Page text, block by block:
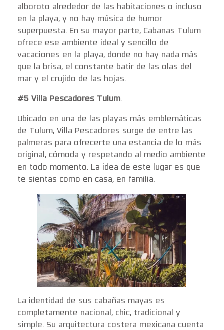
alboroto alrededor de las habitaciones o incluso
en la playa, y no hay música de humor
superpuesta. En su mayor parte, Cabanas Tulum
ofrece ese ambiente ideal y sencillo de
vacaciones en la playa, donde no hay nada más
que la brisa, el constante batir de las olas del
mar y el crujido de las hojas.
#5 Villa Pescadores Tulum.
Ubicado en una de las playas más emblemáticas
de Tulum, Villa Pescadores surge de entre las
palmeras para ofrecerte una estancia de lo más
original, cómoda y respetando al medio ambiente
en todo momento. La idea de este lugar es que
te sientas como en casa, en familia.
La identidad de sus cabañas mayas es
completamente nacional, chic, tradicional y
simple. Su arquitectura costera mexicana cuenta